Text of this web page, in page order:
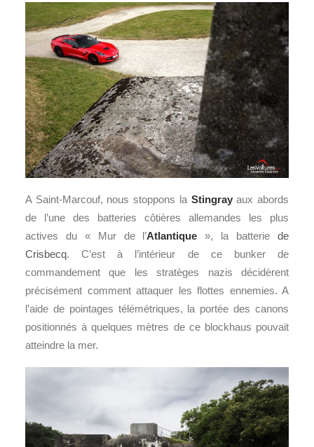
A Saint-Marcouf, nous stoppons la Stingrayaux abords
de l’une des batteries côtières allemandes les plus
actives du « Mur de l’Atlantique », la batterie de
Crisbecq. C’est à l’intérieur de ce bunker de
commandement que les stratèges nazis décidèrent
précisément comment attaquer les flottes ennemies. A
l’aide de pointages télémétriques, la portée des canons
positionnés à quelques mètres de ce blockhaus pouvait
atteindre la mer.